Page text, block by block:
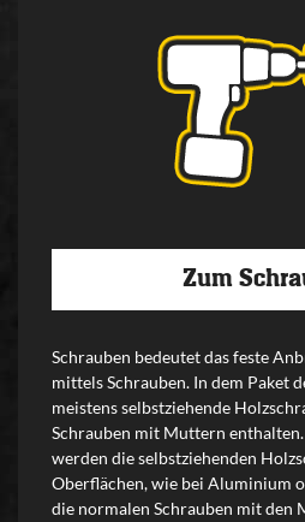
Zum
Schrauben bedeutet das feste
mittels Schrauben. In dem Paket
meistens selbstziehende
Schrauben mit Muttern
werden die selbstziehenden
Oberflächen, wie bei Aluminium
die normalen Schrauben mit den